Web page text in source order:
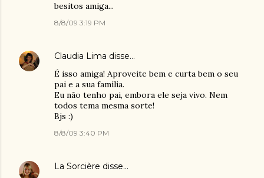
besitos amiga...
8/8/09 3:19 PM
Claudia Lima disse…
É isso amiga! Aproveite bem e curta bem o seu
pai e a sua família.
Eu não tenho pai, embora ele seja vivo. Nem
todos tema mesma sorte!
Bjs :)
8/8/09 3:40 PM
La Sorcière disse…